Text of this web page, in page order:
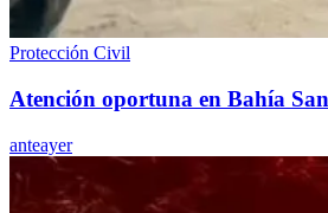
Protección Civil
Atención oportuna en Bahía
anteayer